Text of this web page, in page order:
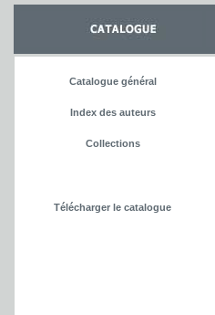
Catalogue général
Index des auteurs
Collections
Télécharger le catalogue